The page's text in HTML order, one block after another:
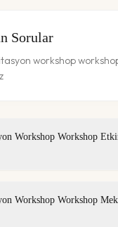
Sorular
workshop
Workshop Workshop
Workshop Workshop